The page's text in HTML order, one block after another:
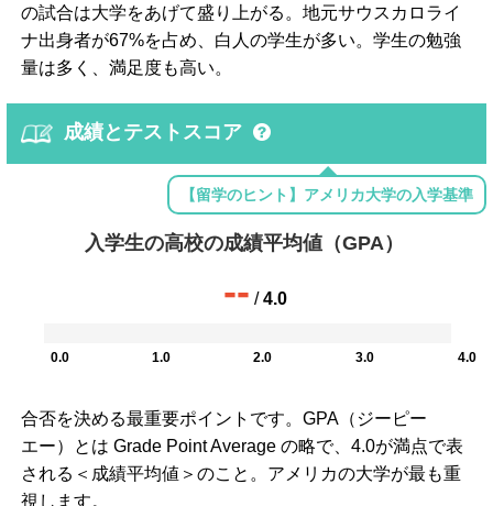
の試合は大学をあげて盛り上がる。地元サウスカロライ
ナ出身者が67%を占め、白人の学生が多い。学生の勉強
量は多く、満足度も高い。
成績とテストスコア
【留学のヒント】アメリカ大学の入学基準
入学生の高校の成績平均値（GPA）
-- /4.0
0.0 1.0 2.0 3.0 4.0
合否を決める最重要ポイントです。GPA（ジーピー
エー）とは Grade Point Average の略で、4.0が満点で表
される＜成績平均値＞のこと。アメリカの大学が最も重
視します。